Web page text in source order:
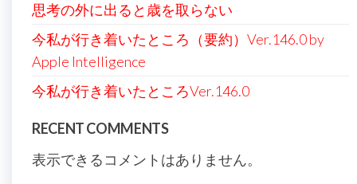
思考の外に出ると歳を取らない
今私が行き着いたところ（要約）Ver.146.0 by
Apple Intelligence
今私が行き着いたところVer.146.0
RECENT COMMENTS
表示できるコメントはありません。